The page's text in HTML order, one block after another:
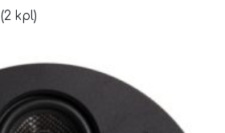
kpl)